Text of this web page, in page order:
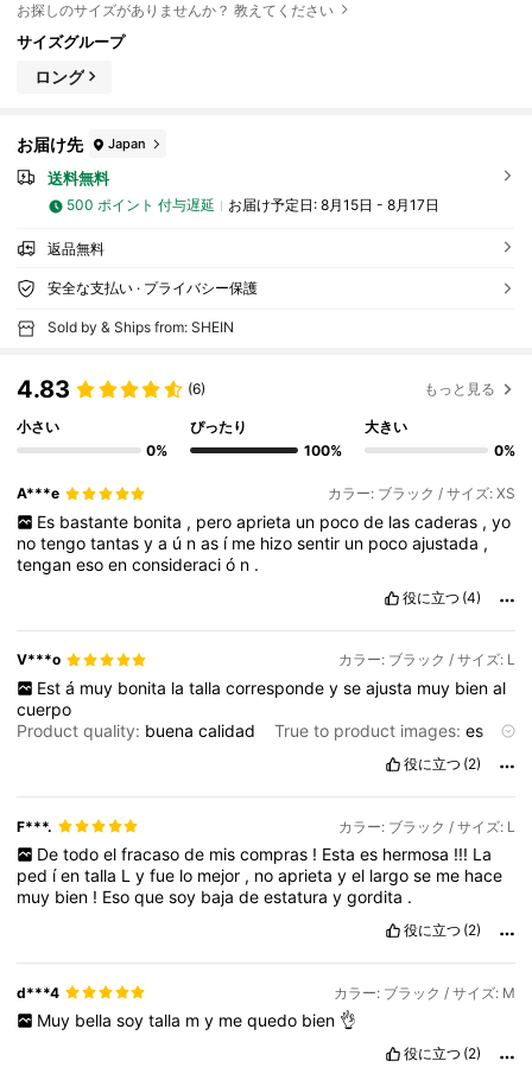
お探しのサイズがありませんか？ 教えてください
サイズグループ
ロング
お届け先 Japan
送料無料
500 ポイント 付与遅延 お届け予定日: 8月15日 - 8月17日
返品無料
安全な支払い · プライバシー保護
Sold by & Ships from: SHEIN
4.83 (6) もっと見る
小さい
0%
ぴったり
100%
大きい
0%
A***e カラー: ブラック / サイズ: XS
Es bastante bonita , pero aprieta un poco de las caderas , yo
notengotantasya ú nas í me hizosentir un pocoajustada ,
tenganesoenconsideració n .
役に立つ (4)
V***o カラー: ブラック / サイズ: L
Est á muy bonita la talla corresponde y se ajusta muy bien al
cuerpo
Product quality: buenacalidad True to product images:es
役に立つ (2)
F***. カラー: ブラック / サイズ: L
De todo el fracaso de mis compras ! Esta es hermosa !!! La
ped íentalla Lyfue lo mejor , noaprietayel largose me hace
muy bien ! Esoquesoy bajadeestaturaygordita .
役に立つ (2)
d***4 カラー: ブラック / サイズ: M
Muy bella soy talla m y me quedo bien 👌
役に立つ (2)